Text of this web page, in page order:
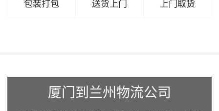
包装打包 送货上门 上门取货
厦门到兰州物流公司